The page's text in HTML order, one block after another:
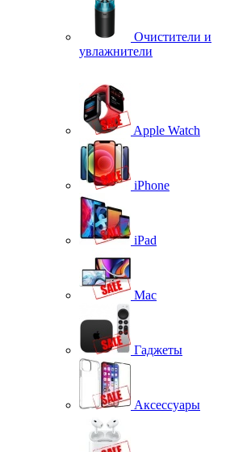
Очистители и
увлажнители
Apple Watch
iPhone
iPad
Mac
Гаджеты
Аксессуары